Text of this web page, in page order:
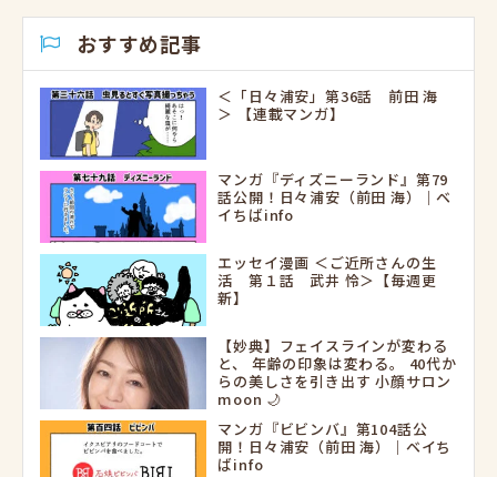
おすすめ記事
＜「日々浦安」第36話 前田 海
＞ 【連載マンガ】
マンガ『ディズニーランド』第79
話公開！日々浦安（前田 海）｜ベ
イちばinfo
エッセイ漫画 ＜ご近所さんの生
活 第１話 武井 怜＞【毎週更
新】
【妙典】フェイスラインが変わる
と、 年齢の印象は変わる。 40代か
らの美しさを引き出す 小顔サロン
moon 🌙
マンガ『ビビンバ』第104話公
開！日々浦安（前田 海）｜ベイち
ばinfo